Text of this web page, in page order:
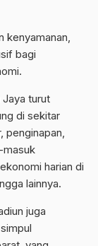
kenyamanan,
bagi
Jaya turut
di sekitar
penginapan,
masuk
harian di
lainnya.
juga